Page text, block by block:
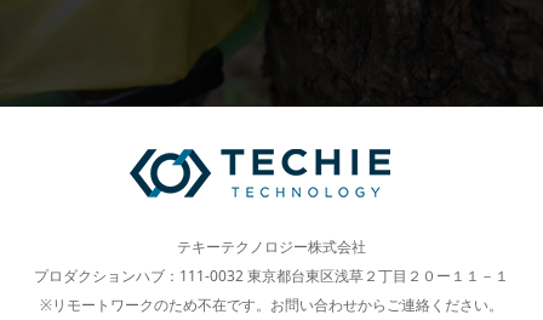
テキーテクノロジー株式会社
プロダクションハブ：111-0032 東京都台東区浅草２丁目２０ー１１－１
※リモートワークのため不在です。お問い合わせからご連絡ください。